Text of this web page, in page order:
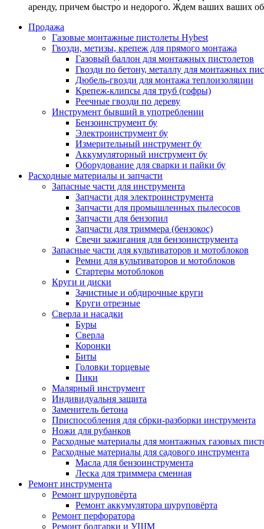
аренду, причем быстро и недорого. Ждем ваших ваших
Продажа
Газовые монтажные пистолеты Hybest
Гвозди, метизы, крепеж для прямого монтажа
Газовый баллон для монтажных пистолетов
Гвозди по бетону, металлу для монтажных
Дюбель-гвозди для монтажа теплоизоляции
Крепеж-клипсы для труб (гофры)
Реечные гвозди по дереву
Инструмент бывший в употреблении
Бензоинструмент бу
Электроинструмент бу
Измерительный инструмент бу
Аккумуляторный инструмент бу
Оборудование для сварки и пайки бу
Расходные материалы и запчасти
Запасные части для инструмента
Запчасти для электроинструмента
Запчасти для промышленных пылесосов
Запчасти для бензопил
Запчасти для триммера (бензокос)
Свечи зажигания для бензоинструмента
Запасные части для культиваторов и мотоблоков
Ремни для культиваторов и мотоблоков
Стартеры мотоблоков
Круги и диски
Зачистные и обдирочные круги
Круги отрезные
Сверла и насадки
Буры
Сверла
Коронки
Биты
Головки торцевые
Пики
Малярный инструмент
Индивидуальня защита
Заменитель бетона
Приспособления для сбрки-разборки инструмента
Ножи для рубанков
Расходные материалы для монтажных газовых
Расходные материалы для садового инструмента
Масла для бензоинструмента
Леска для триммера сменная
Ремонт инструмента
Ремонт шуруповёрта
Ремонт аккумулятора шуруповёрта
Ремонт перфоратора
Ремонт болгарки и УШМ